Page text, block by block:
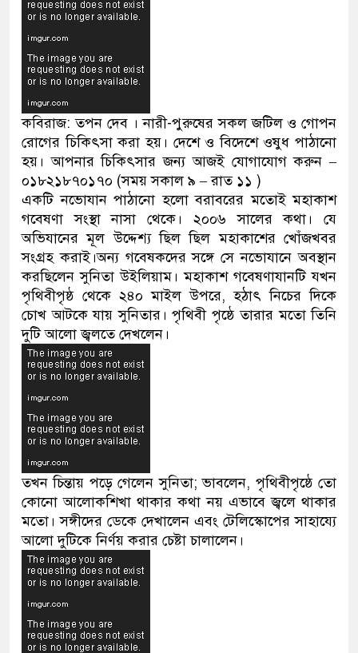
ডাকাতির প্রস্তুতিকালে দুইজনকে
থানা পুলিশ
কবিরাজ: তপন দেব । নারী-পুরুষের সকল জটিল ও গোপন
রোগের চিকিৎসা করা হয়। দেশে ও বিদেশে ওষুধ পাঠানো
হয়। আপনার চিকিৎসার জন্য আজই যোগাযোগ করুন –
০১৮২১৮৭০১৭০ (সময় সকাল ৯ – রাত ১১ )
একটি নভোযান পাঠানো হলো বরাবরের মতোই মহাকাশ
গবেষণা সংস্থা নাসা থেকে। ২০০৬ সালের কথা। যে
অভিযানের মূল উদ্দেশ্য ছিল ছিল মহাকাশের খোঁজখবর
সংগ্রহ করাই।অন্য গবেষকদের সঙ্গে সে নভোযানে অবস্থান
করছিলেন সুনিতা উইলিয়াম। মহাকাশ গবেষণাযানটি যখন
পৃথিবীপৃষ্ঠ থেকে ২৪০ মাইল উপরে, হঠাৎ নিচের দিকে
চোখ আটকে যায় সুনিতার। পৃথিবী পৃষ্ঠে তারার মতো তিনি
দুটি আলো জ্বলতে দেখলেন।
তখন চিন্তায় পড়ে গেলেন সুনিতা; ভাবলেন, পৃথিবীপৃষ্ঠে তো
কোনো আলোকশিখা থাকার কথা নয় এভাবে জ্বলে থাকার
মতো। সঙ্গীদের ডেকে দেখালেন এবং টেলিস্কোপের সাহায্যে
আলো দুটিকে নির্ণয় করার চেষ্টা চালালেন।